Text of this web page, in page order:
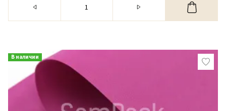
В наличии